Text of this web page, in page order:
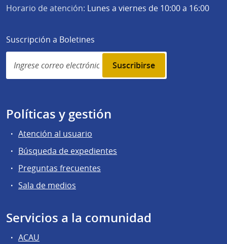
Horario de atención: Lunes a viernes de 10:00 a 16:00
Suscripción a Boletines
Simplenews
subscription
Políticas y gestión
Atención al usuario
Búsqueda de expedientes
Preguntas frecuentes
Sala de medios
Servicios a la comunidad
ACAU